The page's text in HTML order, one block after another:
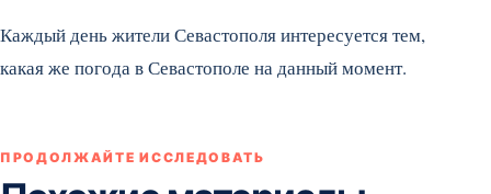
Каждый день жители Севастополя интересуется тем,
какая же погода в Севастополе на данный момент.
ПРОДОЛЖАЙТЕ ИССЛЕДОВАТЬ